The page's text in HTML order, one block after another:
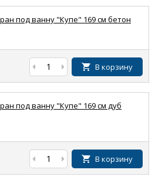
под ванну "Купе" 169 см бетон
В корзину
под ванну "Купе" 169 см дуб
В корзину